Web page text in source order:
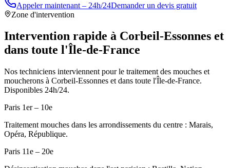
Appeler maintenant – 24h/24Demander un devis gratuit
Zone d'intervention
Intervention rapide à Corbeil-Essonnes et
dans toute l'Île-de-France
Nos techniciens interviennent pour le traitement des mouches et
moucherons à Corbeil-Essonnes et dans toute l'Île-de-France.
Disponibles 24h/24.
Paris 1er – 10e
Traitement mouches dans les arrondissements du centre : Marais,
Opéra, République.
Paris 11e – 20e